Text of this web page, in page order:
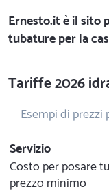
Ernesto.itè il sito
tubature per la
Tariffe 2026
Esempi di
Servizio
Costo per posare
prezzo minimo